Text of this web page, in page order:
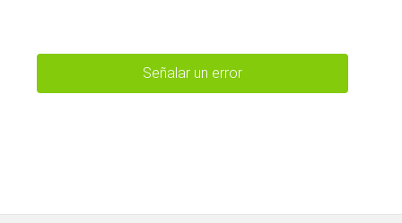
Señalar un error